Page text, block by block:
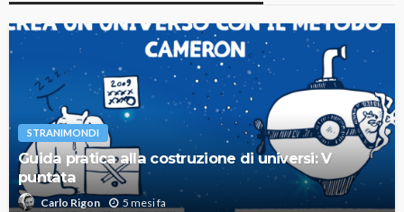
STRANIMONDI
Guida pratica alla costruzione di universi: V
puntata
Carlo Rigon 5 mesi fa